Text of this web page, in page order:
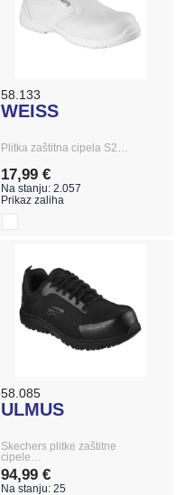
58.133
WEISS
Plitka zaštitna cipela S2…
17,99 €
Na stanju: 2.057
Prikaz zaliha
58.085
ULMUS
Skechers plitke zaštitne
cipele…
94,99 €
Na stanju: 25